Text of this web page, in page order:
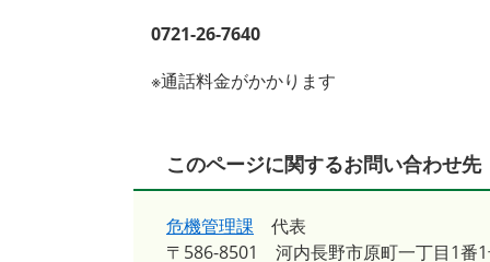
0721-26-7640
※通話料金がかかります
このページに関するお問い合わせ先
危機管理課
代表
〒586-8501
河内長野市原町一丁目1番